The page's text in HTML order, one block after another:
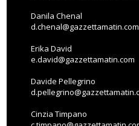
Danila Chenal
d.chenal@gazzettamatin.com
Erika David
e.david@gazzettamatin.com
Davide Pellegrino
Cinzia Timpano